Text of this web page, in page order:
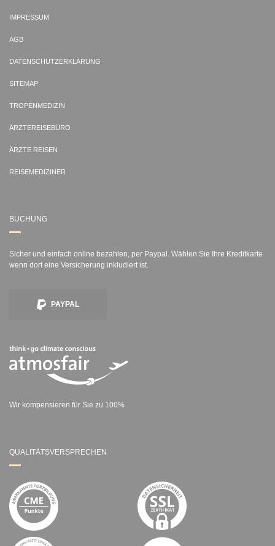
IMPRESSUM
AGB
DATENSCHUTZERKLÄRUNG
SITEMAP
TROPENMEDIZIN
ÄRZTEREISEBÜRO
ÄRZTE REISEN
REISEMEDIZINER
BUCHUNG
Sicher und einfach online bezahlen, per Paypal. Wählen Sie Ihre Kreditkarte
wenn dort eine Versicherung inkludiert ist.
PAYPAL
Wir kompensieren für Sie zu 100%
QUALITÄTSVERSPRECHEN